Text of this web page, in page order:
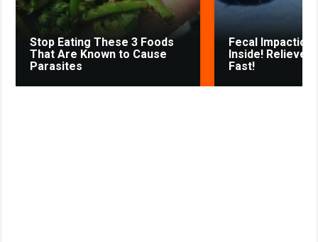
i
k
i
Stop Eating These 3 Foods
That Are Known to Cause
Parasites
Fecal Impaction
Inside! Relieves
Fast!